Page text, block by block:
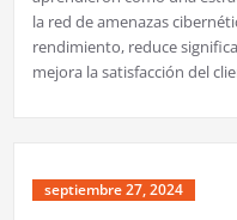
la red de amenazas
rendimiento, reduce
mejora la satisfacción del
septiembre 27, 2024